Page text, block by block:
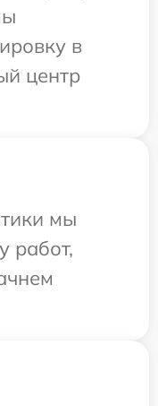
в
центр
мы
работ,